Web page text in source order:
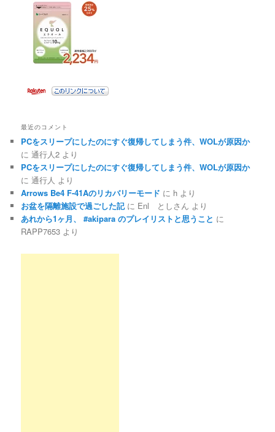
最近のコメント
PCをスリープにしたのにすぐ復帰してしまう件、WOLが原因か
に通行人2 より
PCをスリープにしたのにすぐ復帰してしまう件、WOLが原因か
に通行人 より
Arrows Be4 F-41Aのリカバリーモード に h より
お盆を隔離施設で過ごした記に Enl としさん より
あれから1ヶ月、 #akipara のプレイリストと思うこと に
RAPP7653 より